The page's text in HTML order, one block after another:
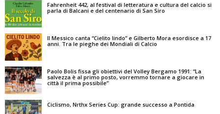
Fahrenheit 442, al festival di letteratura e cultura del calcio si
parla di Balcani e del centenario di San Siro
Il Messico canta “Cielito lindo” e Gilberto Mora esordisce a 17
anni. Tra le pieghe dei Mondiali di Calcio
Paolo Bolis fissa gli obiettivi del Volley Bergamo 1991: “La
salvezza è al primo posto, vorremmo tornare a giocare in
città il prima possibile”
Ciclismo, Nrthx Series Cup: grande successo a Pontida